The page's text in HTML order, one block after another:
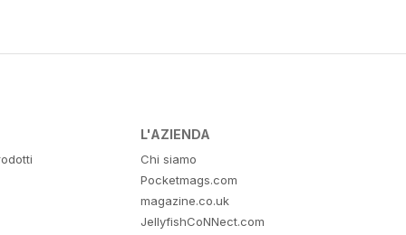
L'AZIENDA
Chi siamo
Pocketmags.com
magazine.co.uk
JellyfishCoNNect.com